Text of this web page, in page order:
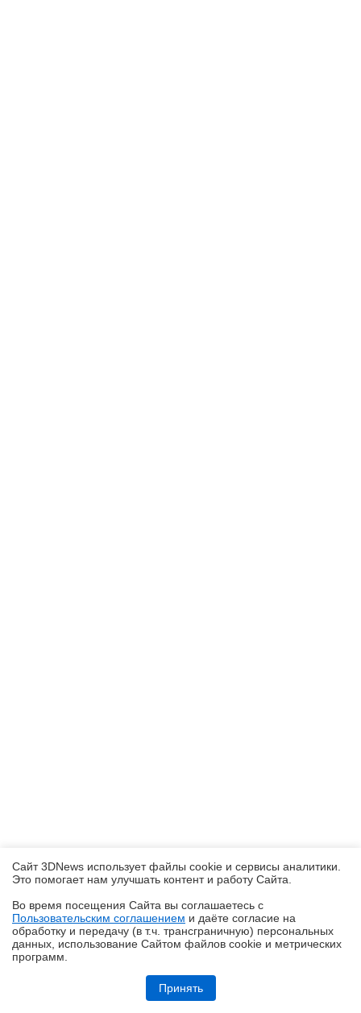
realme P4, realme P4x и realme P4 Lite: заход в ту же реку, но с
Сайт 3DNews использует файлы cookie и сервисы аналитики.
Это помогает нам улучшать контент и работу Cайта.
Во время посещения Cайта вы соглашаетесь с
Пользовательским соглашением и даёте согласие на
обработку и передачу (в т.ч. трансграничную) персональных
данных, использование Cайтом файлов cookie и метрических
программ.
Принять